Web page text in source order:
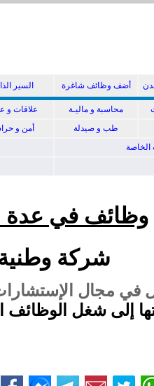
أضف وظائف شاغرة السير
محاسبة و ماليـة علاقات و
طب و صيدلة أمن و
الخاصة
وظائف في عدة
شركة
في مجال
إلى شغل الوظائف